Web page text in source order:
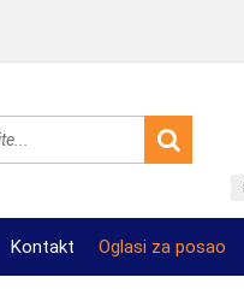
Kontakt Oglasi za posao